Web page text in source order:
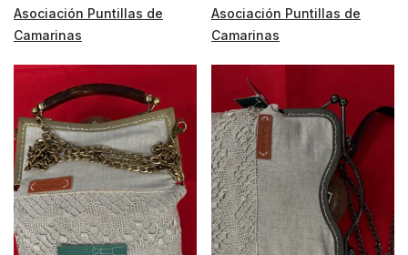
Asociación Puntillas de
Camarinas
Asociación Puntillas de
Camarinas